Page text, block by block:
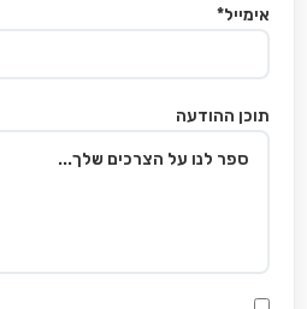
אימייל*
תוכן ההודעה